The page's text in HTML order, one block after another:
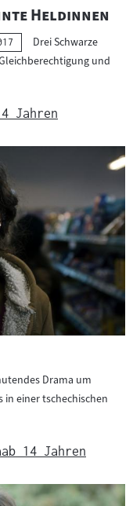
Heldinnen
Drei Schwarze
und
Jahren
Drama um
in einer tschechischen
ab 14 Jahren